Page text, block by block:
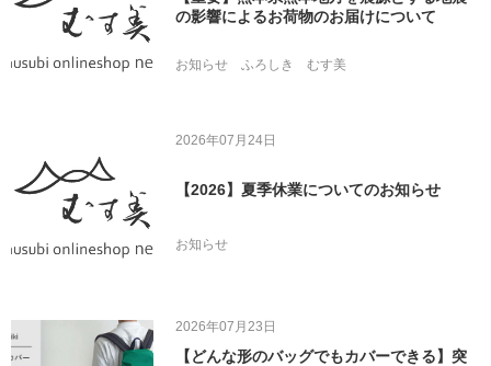
の影響によるお荷物のお届けについて
お知らせ ふろしき むす美
2026年07月24日
【2026】夏季休業についてのお知らせ
お知らせ
2026年07月23日
【どんな形のバッグでもカバーできる】突